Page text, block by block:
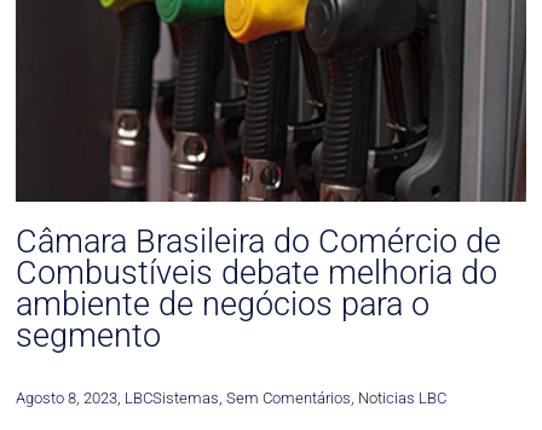
Câmara Brasileira do Comércio de
Combustíveis debate melhoria do
ambiente de negócios para o
segmento
Agosto 8, 2023, LBCSistemas, Sem Comentários, Noticias LBC